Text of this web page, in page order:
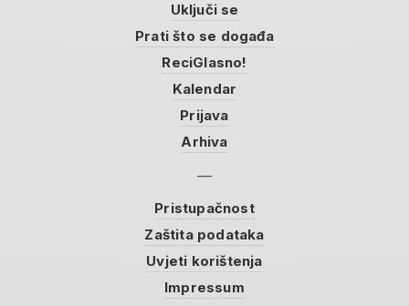
Uključi se
Prati što se događa
ReciGlasno!
Kalendar
Prijava
Arhiva
Pristupačnost
Zaštita podataka
Uvjeti korištenja
Impressum